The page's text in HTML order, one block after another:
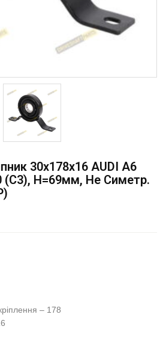
30x178x16 AUDI A6
(C3), H=69мм, Не Симетр.
– 178